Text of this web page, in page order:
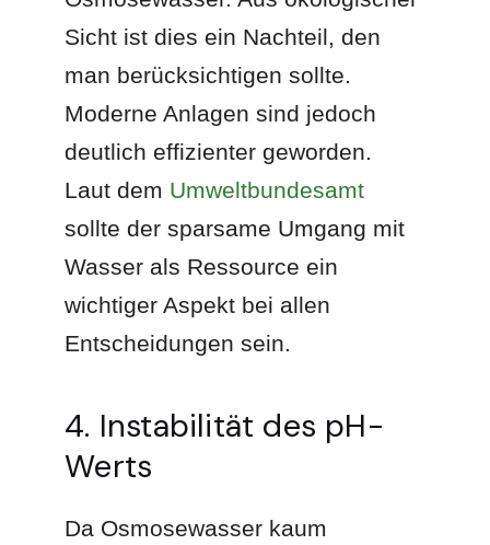
Sicht ist dies ein Nachteil, den
man berücksichtigen sollte.
Moderne Anlagen sind jedoch
deutlich effizienter geworden.
Laut dem Umweltbundesamt
sollte der sparsame Umgang mit
Wasser als Ressource ein
wichtiger Aspekt bei allen
Entscheidungen sein.
4. Instabilität des pH-
Werts
Da Osmosewasser kaum